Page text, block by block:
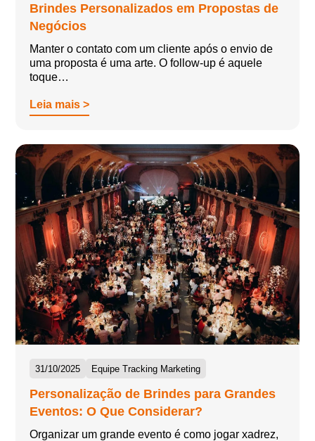
Brindes Personalizados em Propostas de
Negócios
Manter o contato com um cliente após o envio de
uma proposta é uma arte. O follow-up é aquele
toque…
Leia mais >
31/10/2025 Equipe Tracking Marketing
Personalização de Brindes para Grandes
Eventos: O Que Considerar?
Organizar um grande evento é como jogar xadrez,